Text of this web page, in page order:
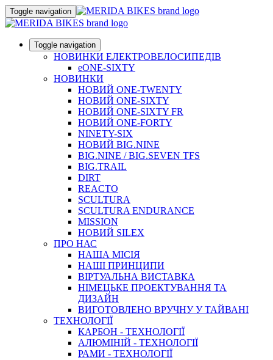
Toggle navigation
Toggle navigation
НОВИНКИ ЕЛЕКТРОВЕЛОСИПЕДІВ
eONE-SIXTY
НОВИНКИ
НОВИЙ ONE-TWENTY
НОВИЙ ONE-SIXTY
НОВИЙ ONE-SIXTY FR
НОВИЙ ONE-FORTY
NINETY-SIX
НОВИЙ BIG.NINE
BIG.NINE / BIG.SEVEN TFS
BIG.TRAIL
DIRT
REACTO
SCULTURA
SCULTURA ENDURANCE
MISSION
НОВИЙ SILEX
ПРО НАС
НАША МICIЯ
НАШI ПРИНЦИПИ
ВIРТУАЛЬНА ВИСТАВКА
НІМЕЦЬКЕ ПРОЕКТУВАННЯ ТА
ДИЗАЙН
ВИГОТОВЛЕНО ВРУЧНУ У ТАЙВАНІ
ТЕХНОЛОГІЇ
КАРБОН - ТЕХНОЛОГІЇ
АЛЮМІНІЙ - ТЕХНОЛОГІЇ
РАМИ - ТЕХНОЛОГІЇ